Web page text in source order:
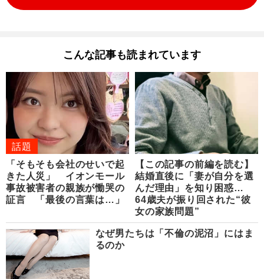
こんな記事も読まれています
話題
「そもそも会社のせいで起
きた人災」 イオンモール
事故被害者の親族が慟哭の
証言 「最後の言葉は…」
【この記事の前編を読む】
結婚直後に「妻が自分を選
んだ理由」を知り困惑…
64歳夫が振り回された“彼
女の家族問題”
なぜ男たちは「不倫の泥沼」にはま
るのか